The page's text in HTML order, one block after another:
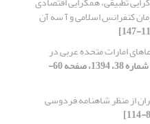
کنفرانس اسلامی و آ سه آن
امارات متحده عربی در
[دوره 11، شماره 38، 1394، صفحه 60-
از منظر شاهنامه فردوسی